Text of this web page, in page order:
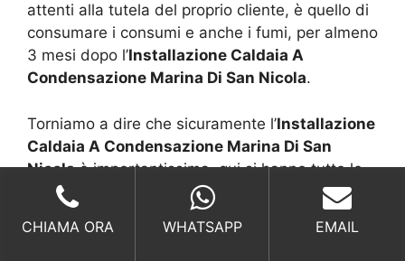
attenti alla tutela del proprio cliente, è quello di
consumare i consumi e anche i fumi, per almeno
3 mesi dopo l’Installazione Caldaia A
Condensazione Marina Di San Nicola.
Torniamo a dire che sicuramente l’Installazione
Caldaia A Condensazione Marina Di San
Nicolaè importantissima, qui si hanno tutte le
linee guide che interessano direttamente il
funzionamento, tuttavia c’è da dire che dopo già
qualche settimana possono nascere delle
CHIAMA ORA WHATSAPP EMAIL